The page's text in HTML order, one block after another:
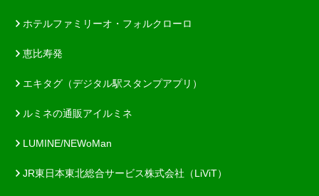
ホテルファミリーオ・フォルクローロ
恵比寿発
エキタグ（デジタル駅スタンプアプリ）
ルミネの通販アイルミネ
LUMINE/NEWoMan
JR東日本東北総合サービス株式会社（LiViT）